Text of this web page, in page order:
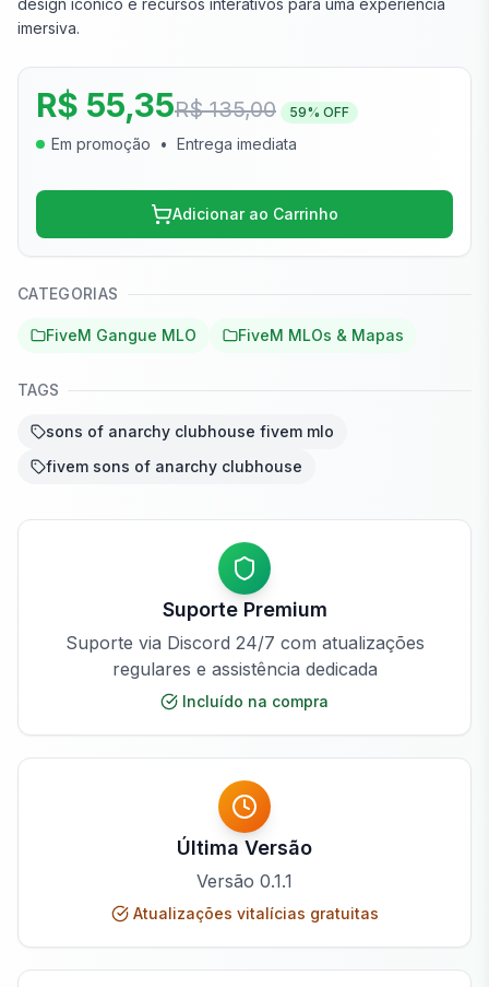
design icônico e recursos interativos para uma experiência
imersiva.
R$ 55,35R$ 135,00 59% OFF
Em promoção • Entrega imediata
Adicionar ao Carrinho
CATEGORIAS
FiveM Gangue MLO FiveM MLOs & Mapas
TAGS
sons of anarchy clubhouse fivem mlo
fivem sons of anarchy clubhouse
Suporte Premium
Suporte via Discord 24/7 com atualizações
regulares e assistência dedicada
Incluído na compra
Última Versão
Versão 0.1.1
Atualizações vitalícias gratuitas